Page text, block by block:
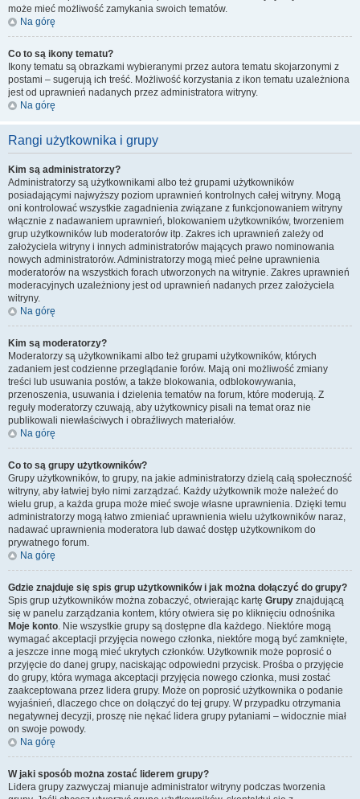
może mieć możliwość zamykania swoich tematów.
Na górę
Co to są ikony tematu?
Ikony tematu są obrazkami wybieranymi przez autora tematu skojarzonymi z
postami – sugerują ich treść. Możliwość korzystania z ikon tematu uzależniona
jest od uprawnień nadanych przez administratora witryny.
Na górę
Rangi użytkownika i grupy
Kim są administratorzy?
Administratorzy są użytkownikami albo też grupami użytkowników
posiadającymi najwyższy poziom uprawnień kontrolnych całej witryny. Mogą
oni kontrolować wszystkie zagadnienia związane z funkcjonowaniem witryny
włącznie z nadawaniem uprawnień, blokowaniem użytkowników, tworzeniem
grup użytkowników lub moderatorów itp. Zakres ich uprawnień zależy od
założyciela witryny i innych administratorów mających prawo nominowania
nowych administratorów. Administratorzy mogą mieć pełne uprawnienia
moderatorów na wszystkich forach utworzonych na witrynie. Zakres uprawnień
moderacyjnych uzależniony jest od uprawnień nadanych przez założyciela
witryny.
Na górę
Kim są moderatorzy?
Moderatorzy są użytkownikami albo też grupami użytkowników, których
zadaniem jest codzienne przeglądanie forów. Mają oni możliwość zmiany
treści lub usuwania postów, a także blokowania, odblokowywania,
przenoszenia, usuwania i dzielenia tematów na forum, które moderują. Z
reguły moderatorzy czuwają, aby użytkownicy pisali na temat oraz nie
publikowali niewłaściwych i obraźliwych materiałów.
Na górę
Co to są grupy użytkowników?
Grupy użytkowników, to grupy, na jakie administratorzy dzielą całą społeczność
witryny, aby łatwiej było nimi zarządzać. Każdy użytkownik może należeć do
wielu grup, a każda grupa może mieć swoje własne uprawnienia. Dzięki temu
administratorzy mogą łatwo zmieniać uprawnienia wielu użytkowników naraz,
nadawać uprawnienia moderatora lub dawać dostęp użytkownikom do
prywatnego forum.
Na górę
Gdzie znajduje się spis grup użytkowników i jak można dołączyć do grupy?
Spis grup użytkowników można zobaczyć, otwierając kartę Grupy znajdującą
się w panelu zarządzania kontem, który otwiera się po kliknięciu odnośnika
Moje konto. Nie wszystkie grupy są dostępne dla każdego. Niektóre mogą
wymagać akceptacji przyjęcia nowego członka, niektóre mogą być zamknięte,
a jeszcze inne mogą mieć ukrytych członków. Użytkownik może poprosić o
przyjęcie do danej grupy, naciskając odpowiedni przycisk. Prośba o przyjęcie
do grupy, która wymaga akceptacji przyjęcia nowego członka, musi zostać
zaakceptowana przez lidera grupy. Może on poprosić użytkownika o podanie
wyjaśnień, dlaczego chce on dołączyć do tej grupy. W przypadku otrzymania
negatywnej decyzji, proszę nie nękać lidera grupy pytaniami – widocznie miał
on swoje powody.
Na górę
W jaki sposób można zostać liderem grupy?
Lidera grupy zazwyczaj mianuje administrator witryny podczas tworzenia